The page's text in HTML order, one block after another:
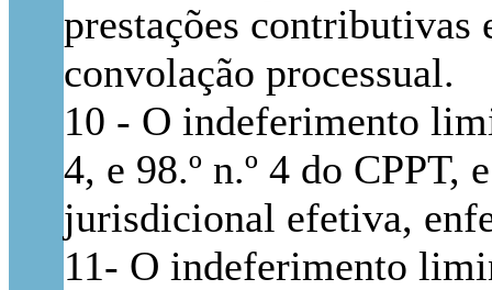
prestações contributivas
convolação processual.
10 - O indeferimento
4, e 98.º n.º 4 do
jurisdicional efetiva,
11- O indeferimento